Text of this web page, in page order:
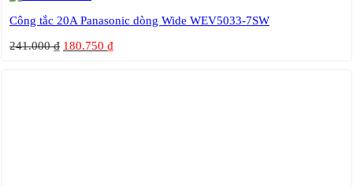
Công tắc 20A Panasonic dòng Wide WEV5033-7SW
241.000₫ 180.750 ₫